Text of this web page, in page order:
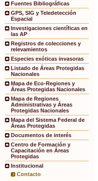
Fuentes Bibliográficas
GPS, SIG y Teledetección
Espacial
Investigaciones científicas en
las AP
Registros de colecciones y
relevamientos
Especies exóticas invasoras
Listado de Áreas Protegidas
Nacionales
Mapa de Eco-Regiones y
Áreas Protegidas Nacionales
Mapa de Regiones
Administrativas y Áreas
Protegidas Nacionales
Mapa del Sistema Federal de
Áreas Protegidas
Documentos de interés
Centro de Formación y
Capacitación en Áreas
Protegidas
Institucional
Contacto